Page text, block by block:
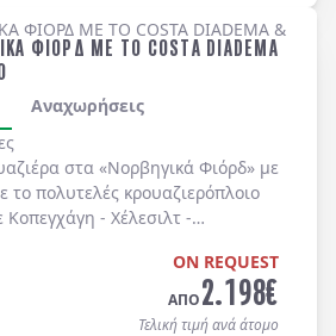
ΦΙΟΡΔ ΜΕ ΤΟ COSTA DIADEMA
Αναχωρήσεις
στα «Νορβηγικά Φιόρδ» με
το πολυτελές κρουαζιερόπλοιο
Κοπεγχάγη - Χέλεσιλτ -
ON REQUEST
ΑΠΟ2.198€
Τελική τιμή ανά άτομο